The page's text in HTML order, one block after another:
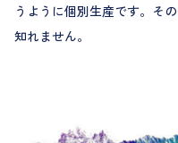
うように個別生産です。そ
知れません。